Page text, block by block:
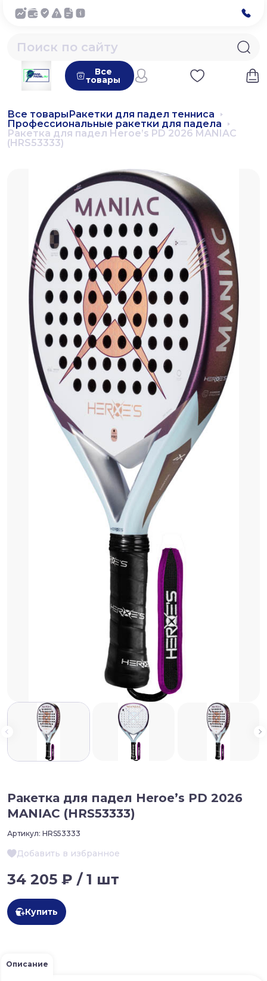
Все
товары
Все товарыРакетки для падел тенниса
Профессиональные ракетки для падела
Ракетка для падел Heroe’s PD 2026 MANIAC
(HRS53333)
Ракетка для падел Heroe’s PD 2026
MANIAC (HRS53333)
Артикул: HRS53333
Добавить в избранное
34 205 ₽ / 1 шт
Купить
Описание